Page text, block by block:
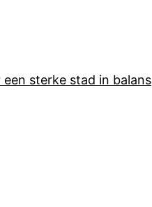
sterke stad in balans